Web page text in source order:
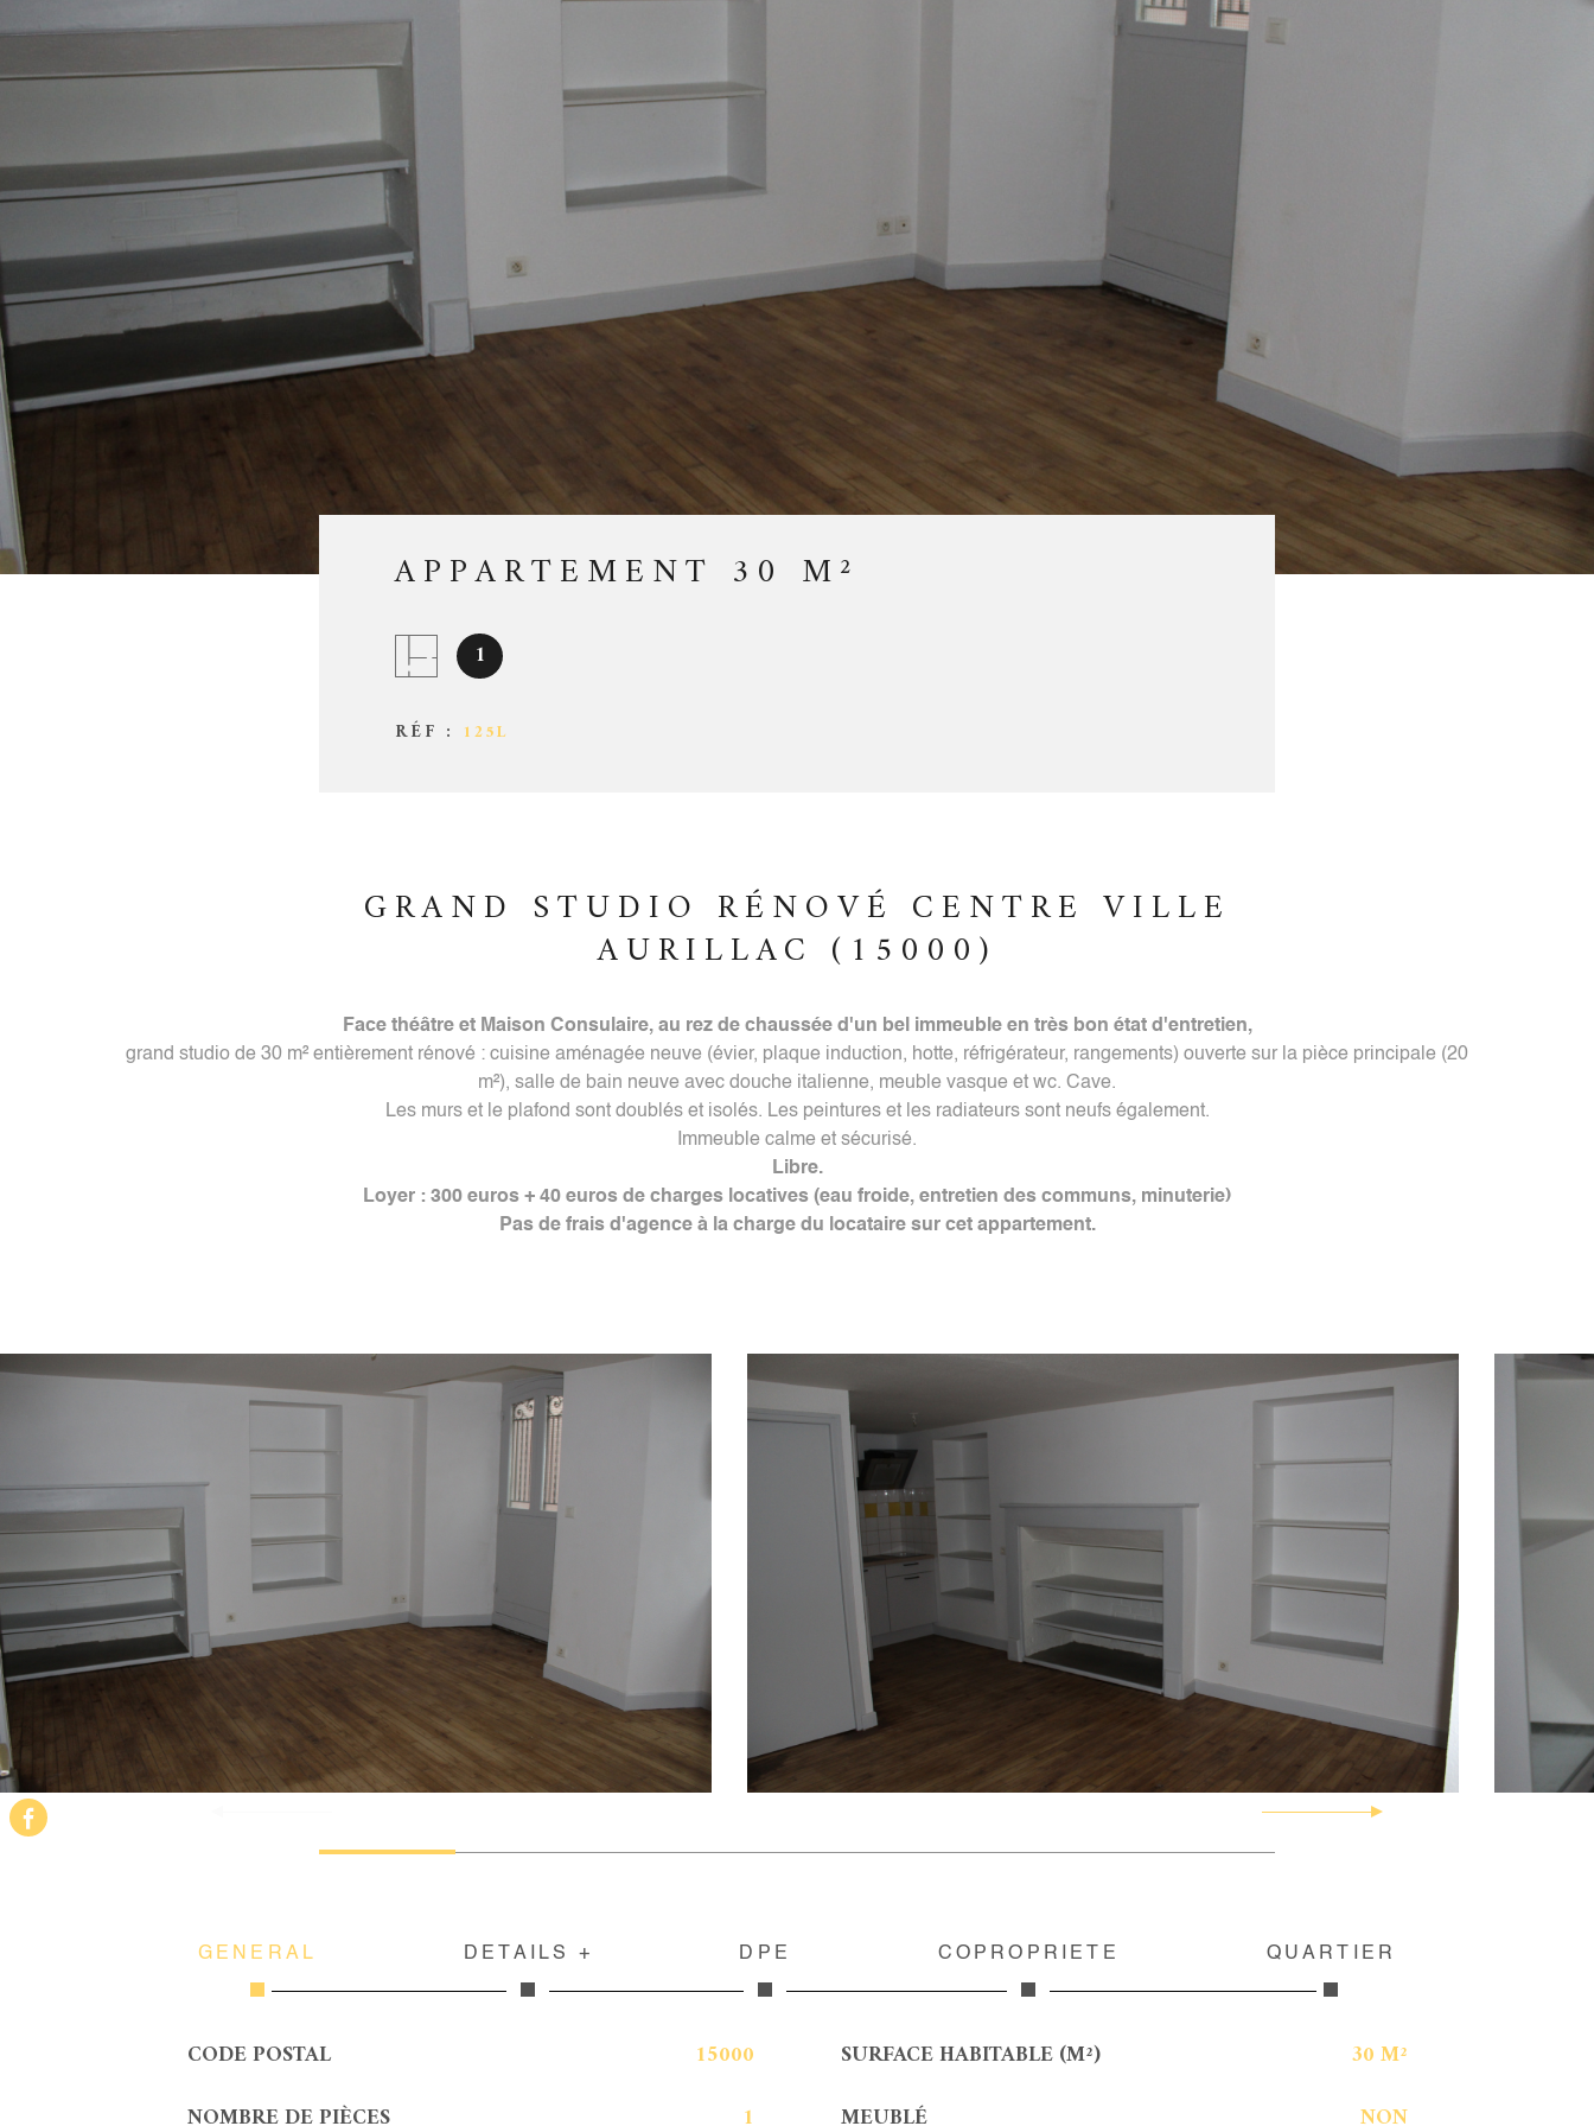
RÉF : 125L
APPARTEMENT 30 M²
1
GRAND STUDIO RÉNOVÉ CENTRE VILLE
AURILLAC (15000)
Face théâtre et Maison Consulaire, au rez de chaussée d'un bel immeuble en très bon état d'entretien,
grand studio de 30 m² entièrement rénové : cuisine aménagée neuve (évier, plaque induction, hotte, réfrigérateur, rangements) ouverte sur la pièce principale (20
m²), salle de bain neuve avec douche italienne, meuble vasque et wc. Cave.
Les murs et le plafond sont doublés et isolés. Les peintures et les radiateurs sont neufs également.
Immeuble calme et sécurisé.
Libre.
Loyer : 300 euros + 40 euros de charges locatives (eau froide, entretien des communs, minuterie)
Pas de frais d'agence à la charge du locataire sur cet appartement.
GÉNÉRAL DÉTAILS + DPE COPROPRIÉTÉ QUARTIER
Caractérisque Valeurs
CODE POSTAL 15000 SURFACE HABITABLE (M²)
30 M²
NOMBRE DE PIÈCES
1 MEUBLÉ NON